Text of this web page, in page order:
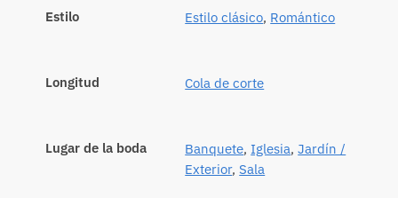
Estilo Estilo clásico, Romántico
Longitud Cola de corte
Lugar de la boda Banquete, Iglesia,Jardín /
Exterior,Sala